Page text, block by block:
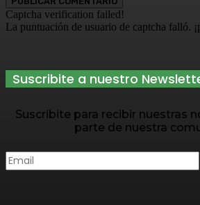
Captcha verification failed!
La puntuación de usuario de captcha falló.
Suscribite a nuestro
Suscribite para recibir nuestras
parte de nuestra